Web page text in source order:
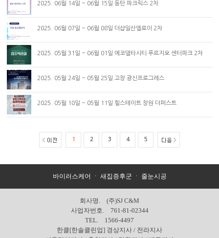
2025. 06월 14일 ~ 06월 15일 동탄 파크릭스 2차
2025. 06월 07일 ~ 06월 08일 더샵일산엘로이 2차
2025. 05월 31일 ~ 06월 01일 에코델타시티 푸르지오 센터파크 2차
2025. 05월 24일 ~ 05월 25일 고창 광신프로그레스
2025. 05월 10일 ~ 05월 11일 힐스테이트 창원 더퍼스트
1 2 3 4 5
바이러스케어 ㆍ 새집증후군 ㆍ 줄눈시공
회사명. (주)SJ C&M
사업자번호. 761-81-02344
TEL. 1566-4497
한클[한솔클린업] 경상지사 / 전라지사